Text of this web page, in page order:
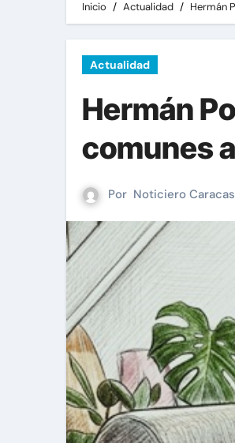
Inicio Actualidad Hermán
Actualidad
Hermán
comunes
Por Noticiero Caracas